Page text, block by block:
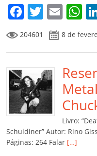
F
a
c
e
b
o
o
k
T
w
itt
er
E
m
ai
l
W
at
s
A
p
p
204601 8 de
Livro:
Schuldiner” Autor: Rino
Páginas: 264 Falar […]